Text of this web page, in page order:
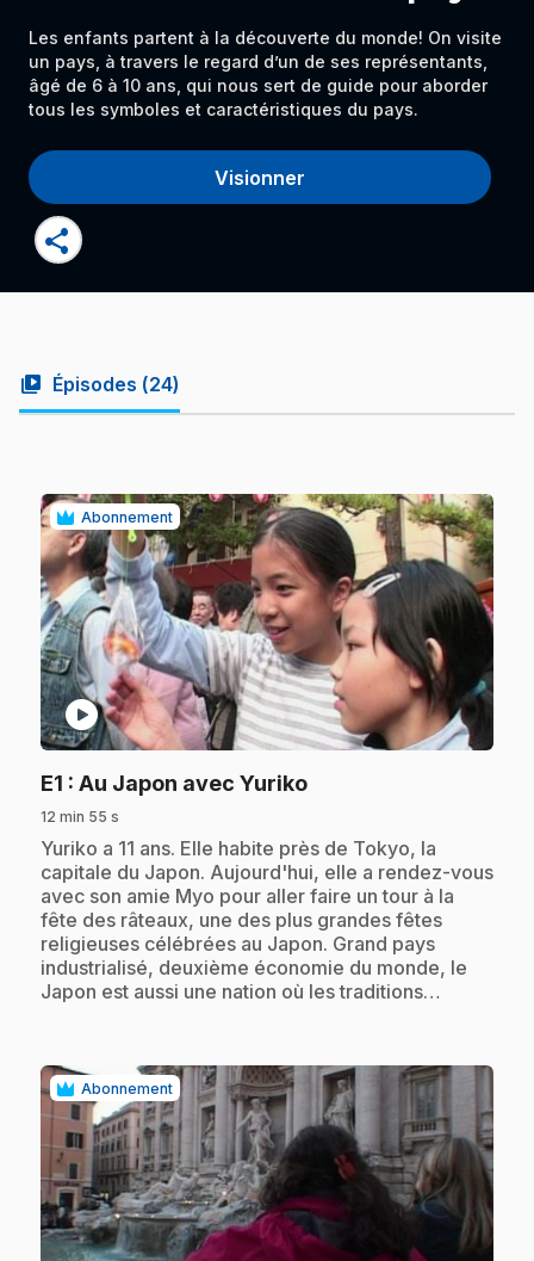
Les enfants partent à la découverte du monde! On visite
un pays, à travers le regard d’un de ses représentants,
âgé de 6 à 10 ans, qui nous sert de guide pour aborder
tous les symboles et caractéristiques du pays.
Visionner
share
video_library Épisodes (24)
Abonnement
play_circle
E1 : Au Japon avec Yuriko.
12 min 55 s
.Yuriko a 11 ans. Elle habite près de Tokyo, la
capitale du Japon. Aujourd'hui, elle a rendez-vous
avec son amie Myo pour aller faire un tour à la
fête des râteaux, une des plus grandes fêtes
religieuses célébrées au Japon. Grand pays
industrialisé, deuxième économie du monde, le
Japon est aussi une nation où les traditions…
Abonnement